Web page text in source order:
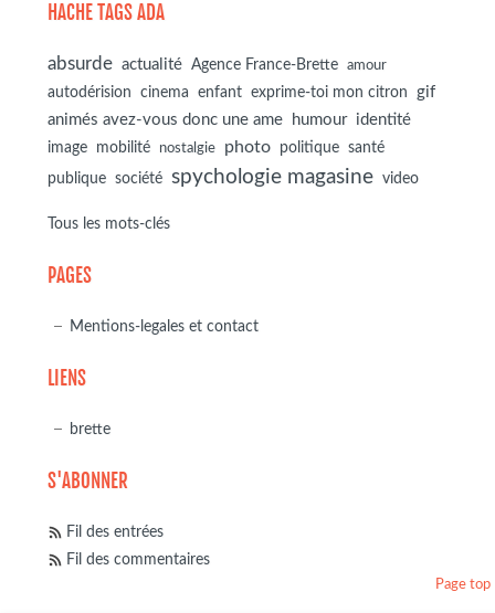
HACHE TAGS ADA
absurde actualité Agence France-Brette amour
autodérision cinema enfant exprime-toi mon citron
gif
animés avez-vous donc une ame
humour identité
image mobilité nostalgie photo politique
santé
publique
société spychologie magasine video
Tous les mots-clés
PAGES
Mentions-legales et contact
LIENS
brette
S'ABONNER
Fil des entrées
Fil des commentaires
Page top